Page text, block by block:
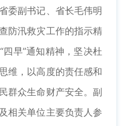
委副书记、省长毛伟明
防汛救灾工作的指示精
早”通知精神，坚决杜
维，以高度的责任感和
群众生命财产安全。副
相关单位主要负责人参